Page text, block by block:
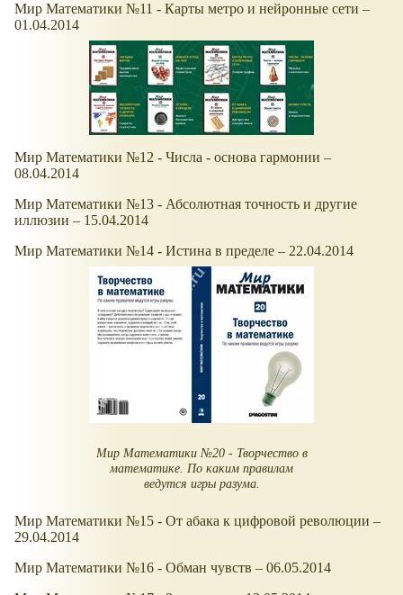
Мир Математики №11 - Карты метро и нейронные сети –
01.04.2014
Мир Математики №12 - Числа - основа гармонии –
08.04.2014
Мир Математики №13 - Абсолютная точность и другие
иллюзии – 15.04.2014
Мир Математики №14 - Истина в пределе – 22.04.2014
Мир Математики №20 - Творчество в
математике. По каким правилам
ведутся игры разума.
Мир Математики №15 - От абака к цифровой революции –
29.04.2014
Мир Математики №16 - Обман чувств – 06.05.2014